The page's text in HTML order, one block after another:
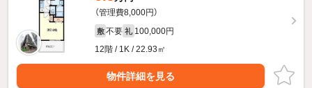
（管理費8,000円）
敷 不要 礼 100,000円
12階 / 1K / 22.93㎡
物件詳細を見る